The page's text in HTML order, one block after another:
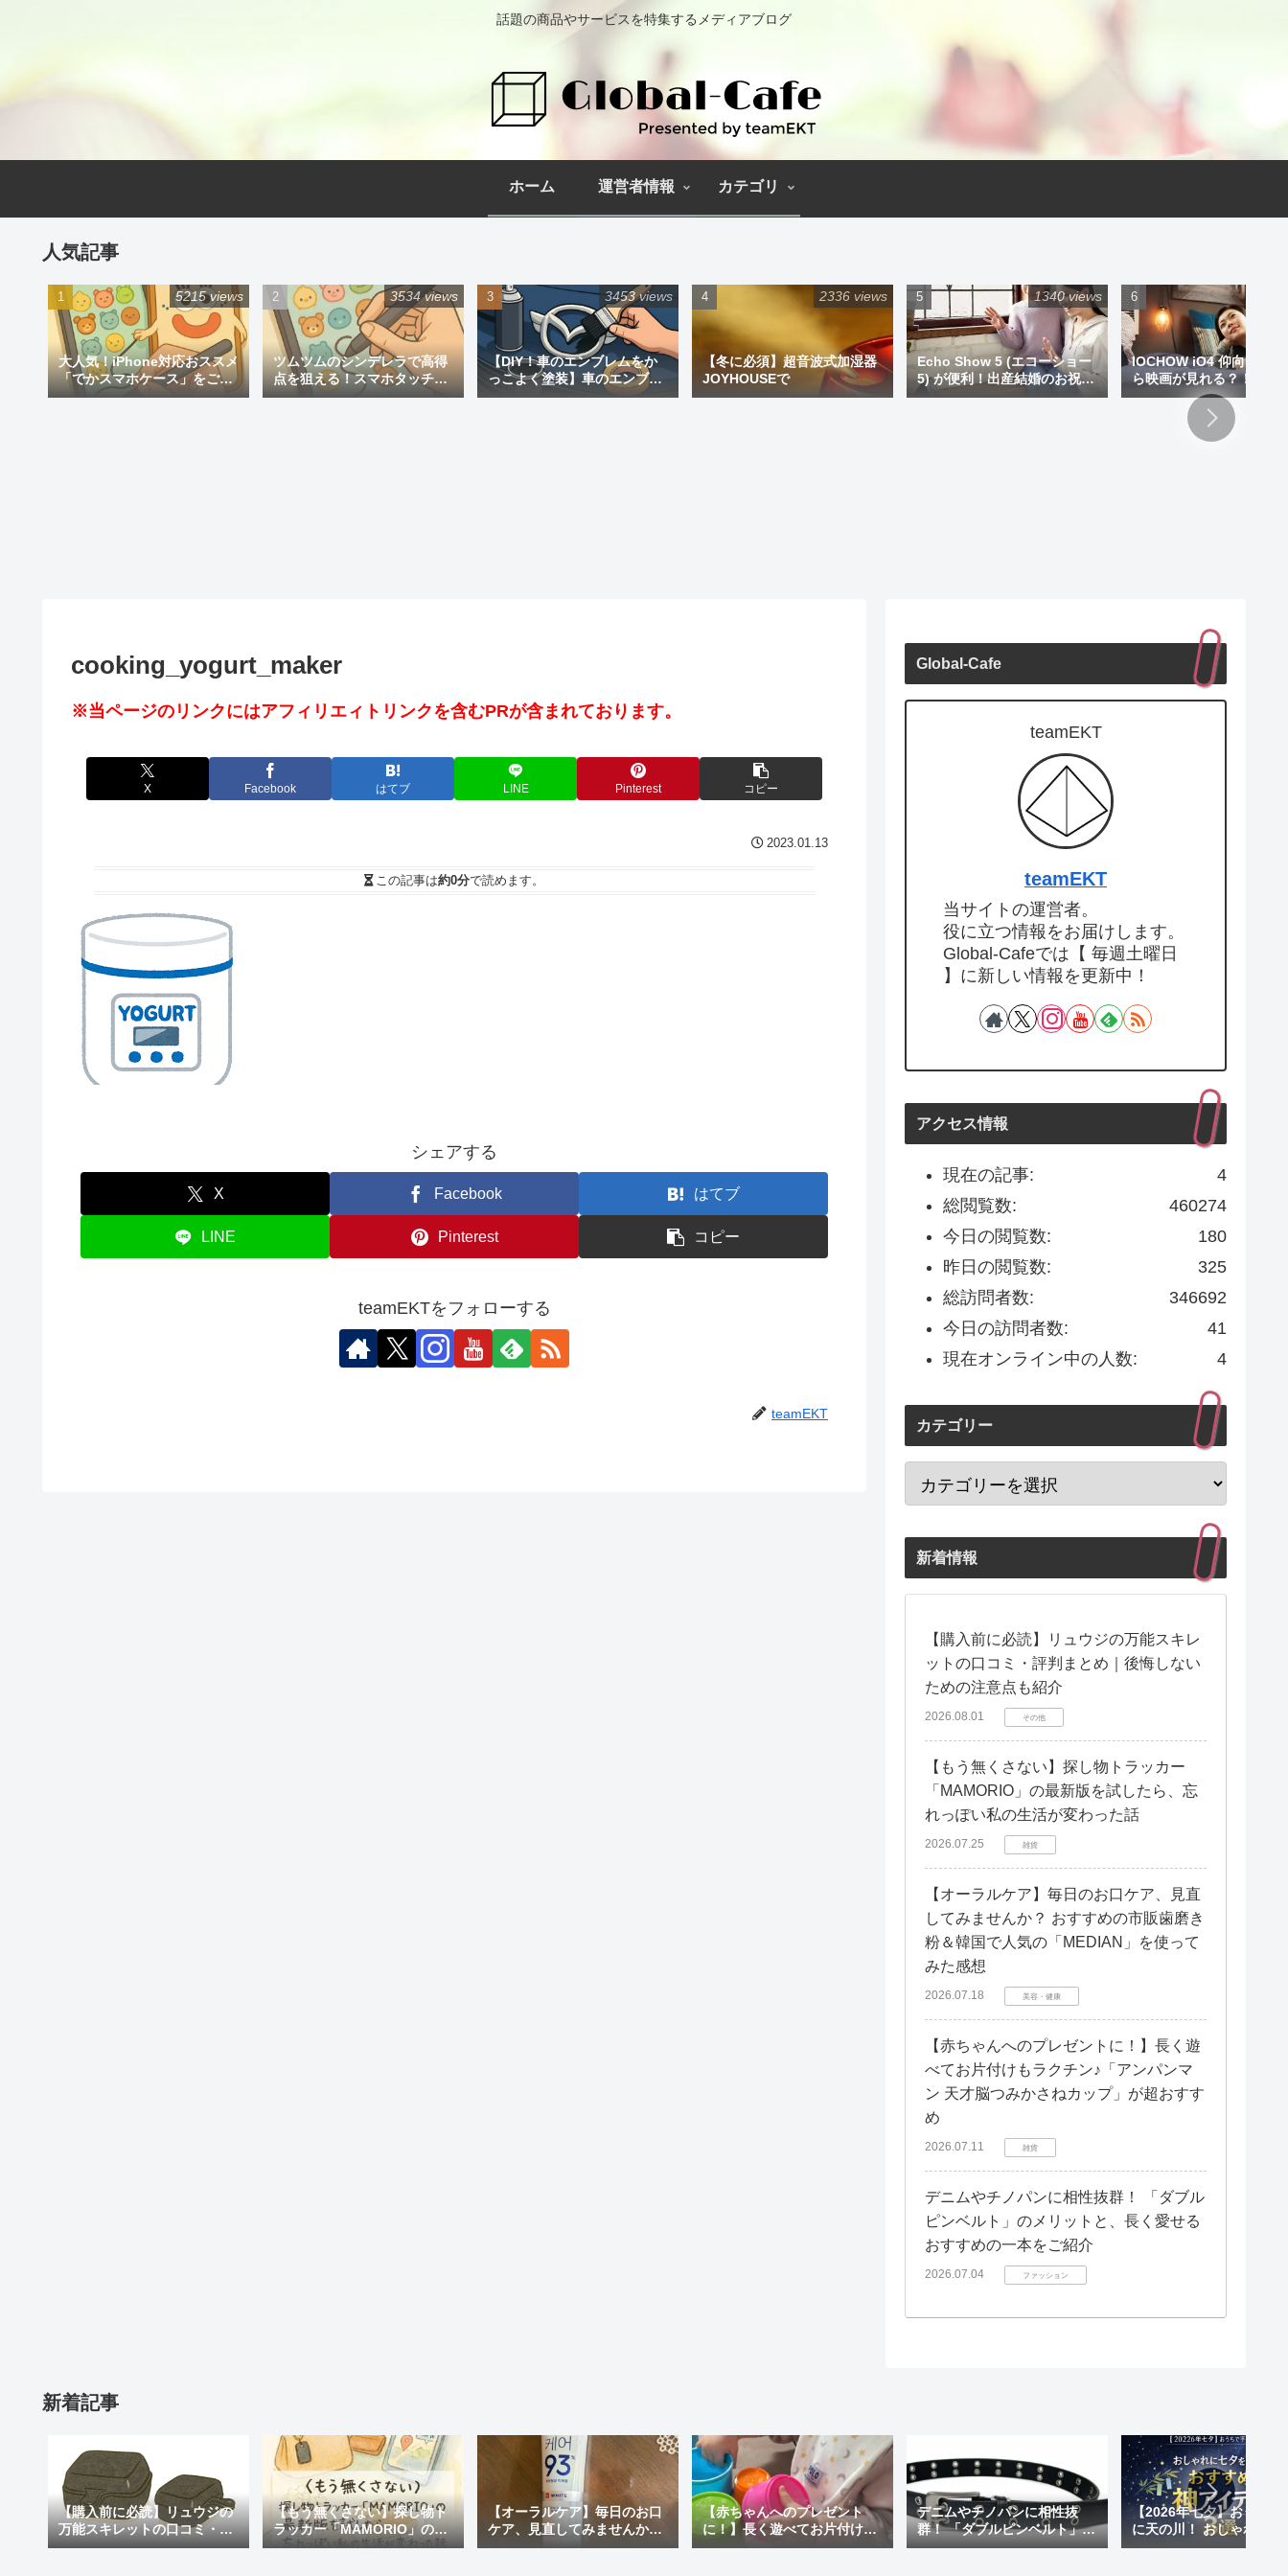
話題の商品やサービスを特集するメディアブログ
ホーム 運営者情報 カテゴリ
人気記事
大人気！iPhone対応おススメ
「でかスマホケース」をご紹
介
5215 views
ツムツムのシンデレラで高得
点を狙える！スマホタッチペ
ン
3534 views
【DIY！車のエンブレムをか
っこよく塗装】車のエンブレ
ム塗装｜道具と失敗しない手
3453 views
【冬に必須】超音波式加湿器
JOYHOUSEで
2336 views
Echo Show 5 (エコーショー
5) が便利！出産結婚のお祝い
にプレゼントもアリです！
1340 views
IOCHOW iO4 仰向けで寝
ら映画が見れる？！ミニ
ジェクター
cooking_yogurt_maker
※当ページのリンクにはアフィリエィトリンクを含むPRが含まれております。
X Facebook はてブ LINE Pinterest コピー
2023.01.13
この記事は約0分で読めます。
シェアする
X Facebook はてブ
LINE Pinterest コピー
teamEKTをフォローする
teamEKT
Global-Cafe
teamEKT
teamEKT
当サイトの運営者。
役に立つ情報をお届けします。
Global-Cafeでは【 毎週土曜日
】に新しい情報を更新中！
アクセス情報
4
現在の記事:
460274
総閲覧数:
180
今日の閲覧数:
325
昨日の閲覧数:
346692
総訪問者数:
41
今日の訪問者数:
4
現在オンライン中の人数:
カテゴリー
新着情報
【購入前に必読】リュウジの万能スキレ
ットの口コミ・評判まとめ｜後悔しない
ための注意点も紹介
2026.08.01 その他
【もう無くさない】探し物トラッカー
「MAMORIO」の最新版を試したら、忘
れっぽい私の生活が変わった話
2026.07.25 雑貨
【オーラルケア】毎日のお口ケア、見直
してみませんか？ おすすめの市販歯磨き
粉＆韓国で人気の「MEDIAN」を使って
みた感想
2026.07.18 美容・健康
【赤ちゃんへのプレゼントに！】長く遊
べてお片付けもラクチン♪「アンパンマ
ン 天才脳つみかさねカップ」が超おすす
め
2026.07.11 雑貨
デニムやチノパンに相性抜群！ 「ダブル
ピンベルト」のメリットと、長く愛せる
おすすめの一本をご紹介
2026.07.04 ファッション
新着記事
【購入前に必読】リュウジの
万能スキレットの口コミ・評
判まとめ｜後悔しないための
【もう無くさない】探し物ト
ラッカー「MAMORIO」の最
新版を試したら、忘れっぽい
【オーラルケア】毎日のお口
ケア、見直してみませんか？
おすすめの市販歯磨き粉＆韓
【赤ちゃんへのプレゼント
に！】長く遊べてお片付けも
ラクチン♪「アンパンマン 天
デニムやチノパンに相性抜
群！ 「ダブルピンベルト」の
メリットと、長く愛せるおす
【2026年七夕】おうちで
に天の川！ おしゃれに七
楽しむ「おすすめ神アイ